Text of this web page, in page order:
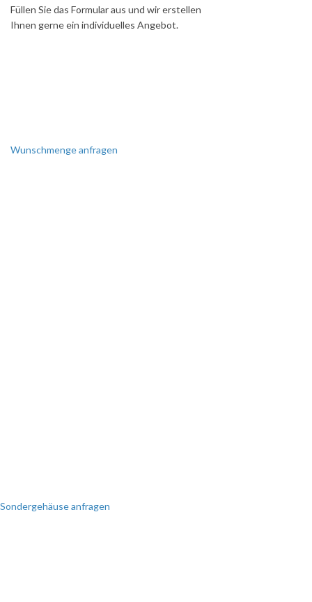
Füllen Sie das Formular aus und wir erstellen
Ihnen gerne ein individuelles Angebot.
Wunschmenge anfragen
Sondergehäuse anfragen